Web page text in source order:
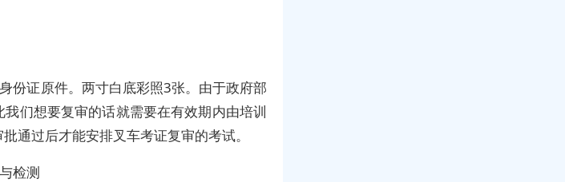
份证原件。两寸白底彩照3张。由于政府部
们想要复审的话就需要在有效期内由培训
通过后才能安排叉车考证复审的考试。
检测